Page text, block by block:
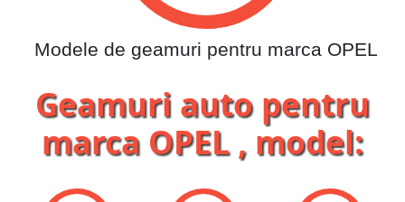
Modele de geamuri pentru marca OPEL
Geamuri auto pentru
marca OPEL , model: